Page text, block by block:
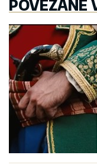
POVEZANE